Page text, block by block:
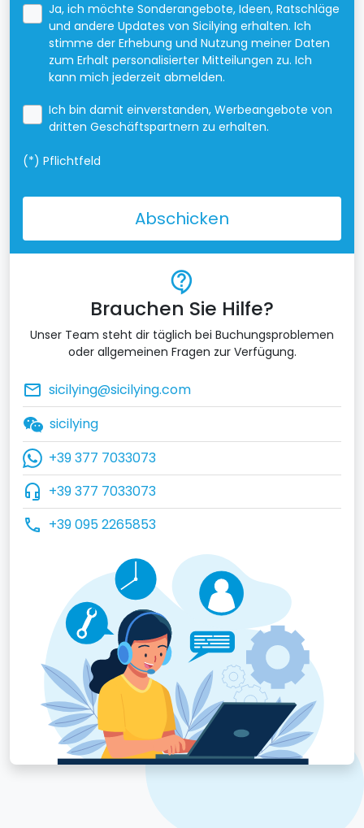
Ja, ich möchte Sonderangebote, Ideen, Ratschläge
und andere Updates von Sicilying erhalten. Ich
stimme der Erhebung und Nutzung meiner Daten
zum Erhalt personalisierter Mitteilungen zu. Ich
kann mich jederzeit abmelden.
Ich bin damit einverstanden, Werbeangebote von
dritten Geschäftspartnern zu erhalten.
(*) Pflichtfeld
Abschicken
contact_support
Brauchen Sie Hilfe?
Unser Team steht dir täglich bei Buchungsproblemen
oder allgemeinen Fragen zur Verfügung.
mail_outline sicilying@sicilying.com
sicilying
+39 377 7033073
headset_mic +39 377 7033073
call +39 095 2265853